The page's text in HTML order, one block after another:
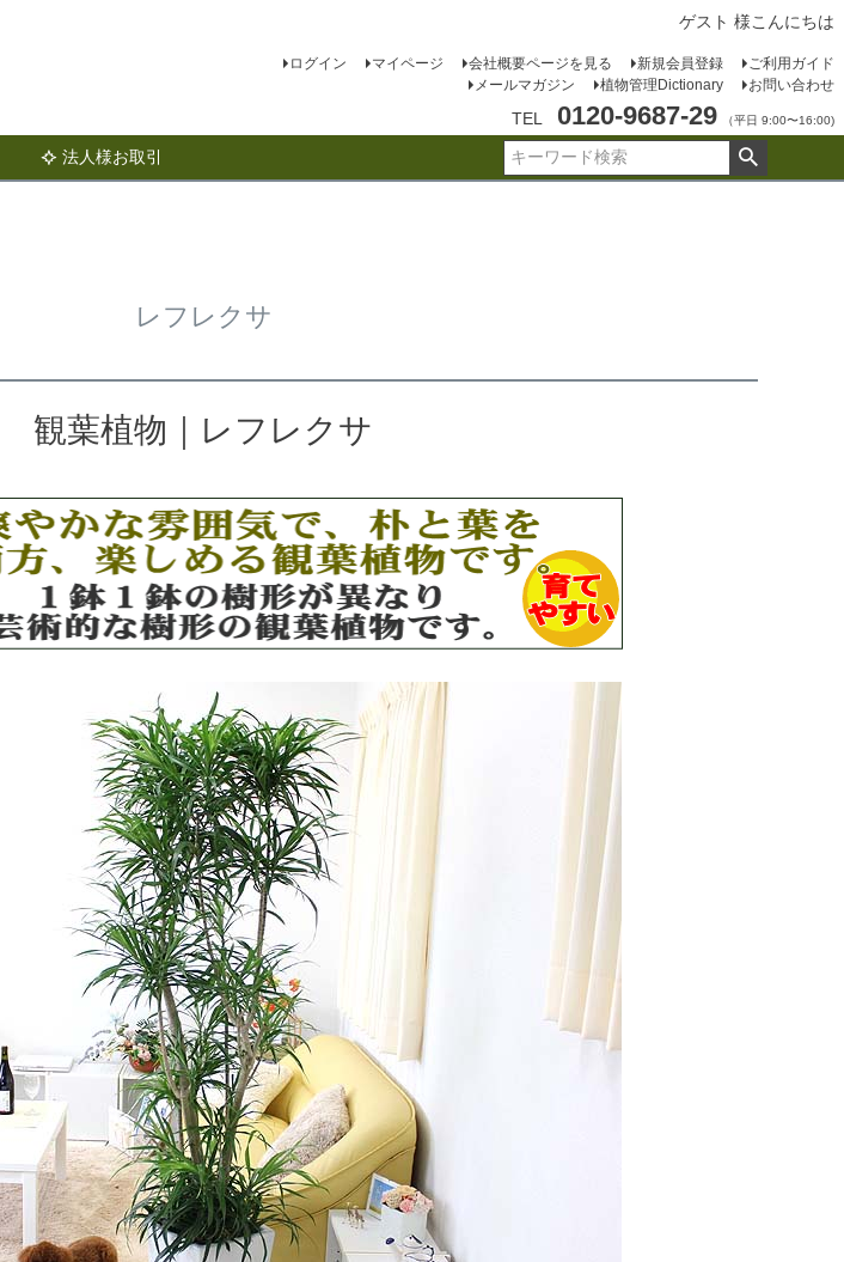
ゲスト 様こんにちは
ログイン マイページ 会社概要ページを見る 新規会員登録
ご利用ガイド
メールマガジン
植物管理Dictionary お問い合わせ
TEL 0120-9687-29 （平日 9:00〜16:00)
法人様お取引
検索
レフレクサ
観葉植物｜レフレクサ